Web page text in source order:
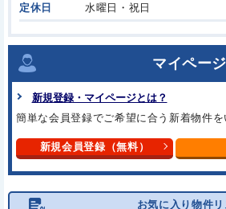
定休日 水曜日・祝日
マイページ
新規登録・マイページとは？
簡単な会員登録でご希望に合う 新着物件を
新規会員登録（無料）
お気に入り物件リ